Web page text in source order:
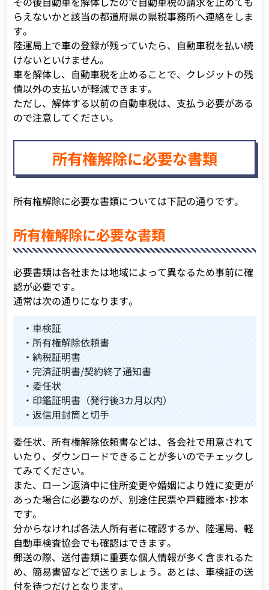
らえないかと該当の都道府県の県税事務所へ連絡をしま
す。
陸運局上で車の登録が残っていたら、自動車税を払い続
けないといけません。
車を解体し、自動車税を止めることで、クレジットの残
債以外の支払いが軽減できます。
ただし、解体する以前の自動車税は、支払う必要がある
ので注意してください。
所有権解除に必要な書類
所有権解除に必要な書類については下記の通りです。
所有権解除に必要な書類
必要書類は各社または地域によって異なるため事前に確
認が必要です。
通常は次の通りになります。
・車検証
・所有権解除依頼書
・納税証明書
・完済証明書/契約終了通知書
・委任状
・印鑑証明書（発行後3カ月以内）
・返信用封筒と切手
委任状、所有権解除依頼書などは、各会社で用意されて
いたり、ダウンロードできることが多いのでチェックし
てみてください。
また、ローン返済中に住所変更や婚姻により姓に変更が
あった場合に必要なのが、別途住民票や戸籍謄本･抄本
です。
分からなければ各法人所有者に確認するか、陸運局、軽
自動車検査協会でも確認はできます。
郵送の際、送付書類に重要な個人情報が多く含まれるた
め、簡易書留などで送りましょう。あとは、車検証の送
付を待つだけとなります。